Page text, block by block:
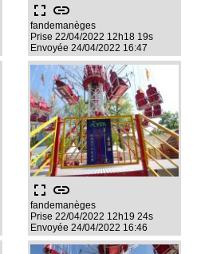
fullscreen link
fandemanèges
Prise 22/04/2022 12h18 19s
Envoyée 24/04/2022 16:47
fullscreen link
fandemanèges
Prise 22/04/2022 12h19 24s
Envoyée 24/04/2022 16:46